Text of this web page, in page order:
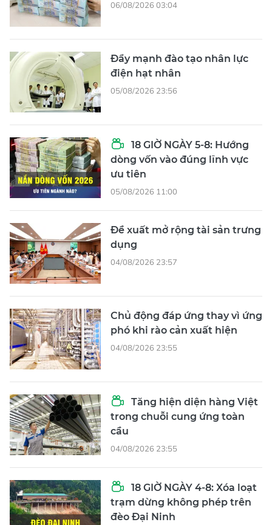
06/08/2026 03:04
Đẩy mạnh đào tạo nhân lực
điện hạt nhân
05/08/2026 23:56
18 GIỜ NGÀY 5-8: Hướng
dòng vốn vào đúng lĩnh vực
ưu tiên
05/08/2026 11:00
Đề xuất mở rộng tài sản trưng
dụng
04/08/2026 23:57
Chủ động đáp ứng thay vì ứng
phó khi rào cản xuất hiện
04/08/2026 23:55
Tăng hiện diện hàng Việt
trong chuỗi cung ứng toàn
cầu
04/08/2026 23:55
18 GIỜ NGÀY 4-8: Xóa loạt
trạm dừng không phép trên
đèo Đại Ninh